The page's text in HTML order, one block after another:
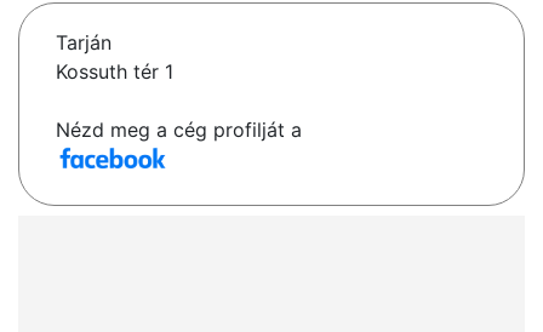
Tarján
Kossuth tér 1
Nézd meg a cég profilját a